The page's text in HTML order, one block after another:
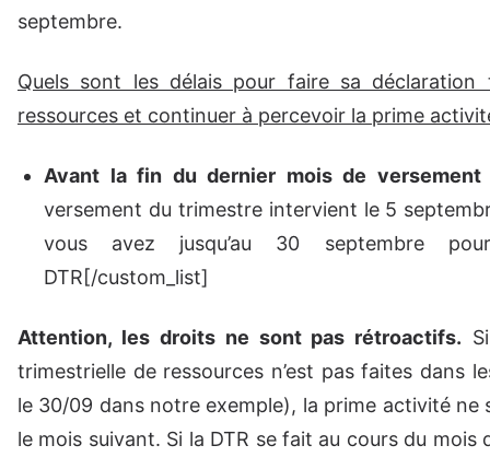
septembre.
Quels sont les délais pour faire sa déclaration
ressources et continuer à percevoir la prime
Avant la fin du dernier mois de versement
versement du trimestre intervient le 5
vous avez jusqu’au 30 septembre
DTR[/custom_list]
Attention, les droits ne sont pas rétroactifs.
trimestrielle de ressources n’est pas faites dans
le 30/09 dans notre exemple), la prime activité ne
le mois suivant. Si la DTR se fait au cours du mois